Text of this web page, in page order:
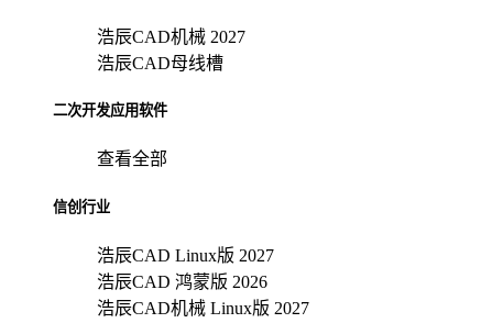
浩辰CAD机械 2027
浩辰CAD母线槽
二次开发应用软件
查看全部
信创行业
浩辰CAD Linux版 2027
浩辰CAD 鸿蒙版 2026
浩辰CAD机械 Linux版 2027